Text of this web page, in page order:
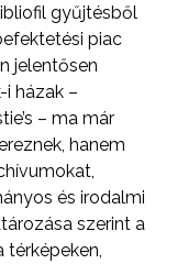
gyűjtésből
piac
jelentősen
i házak –
– ma már
hanem
és irodalmi
szerint a